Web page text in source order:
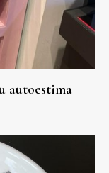
autoestima